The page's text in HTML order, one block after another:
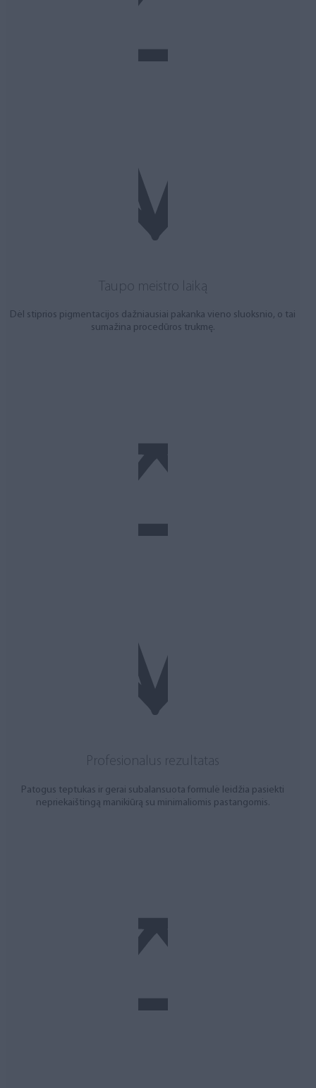
Taupo meistro laiką
Dėl stiprios pigmentacijos dažniausiai pakanka vieno sluoksnio, o tai
sumažina procedūros trukmę.
Profesionalus rezultatas
Patogus teptukas ir gerai subalansuota formulė leidžia pasiekti
nepriekaištingą manikiūrą su minimaliomis pastangomis.